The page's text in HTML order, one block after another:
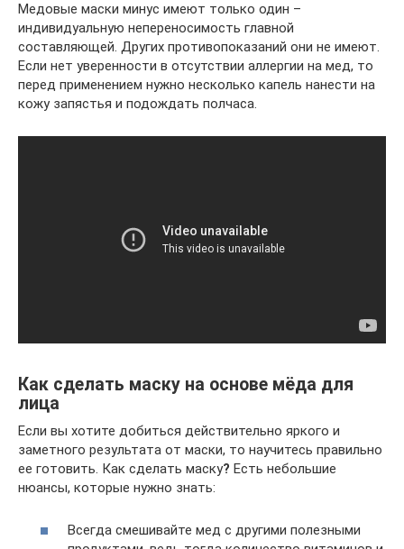
Медовые маски минус имеют только один –
индивидуальную непереносимость главной
составляющей. Других противопоказаний они не имеют.
Если нет уверенности в отсутствии аллергии на мед, то
перед применением нужно несколько капель нанести на
кожу запястья и подождать полчаса.
Как сделать маску на основе мёда для
лица
Если вы хотите добиться действительно яркого и
заметного результата от маски, то научитесь правильно
ее готовить. Как сделать маску? Есть небольшие
нюансы, которые нужно знать:
Всегда смешивайте мед с другими полезными